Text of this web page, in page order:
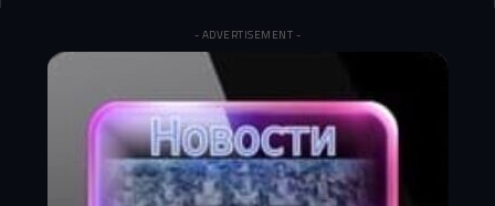
- ADVERTISEMENT -